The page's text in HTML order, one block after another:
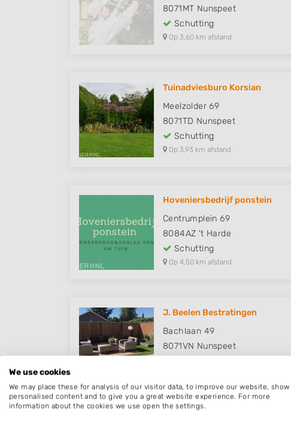
8071MT Nunspeet
Schutting
Op 3,60 km afstand
Tuinadviesburo Korsian
Meelzolder 69
8071TD Nunspeet
Schutting
Op 3,93 km afstand
Hoveniersbedrijf ponstein
Centrumplein 69
8084AZ 't Harde
Schutting
Op 4,50 km afstand
J. Beelen Bestratingen
Bachlaan 49
8071VN Nunspeet
We use cookies
We may place these for analysis of our visitor data, to improve our website, show
personalised content and to give you a great website experience. For more
information about the cookies we use open the settings.